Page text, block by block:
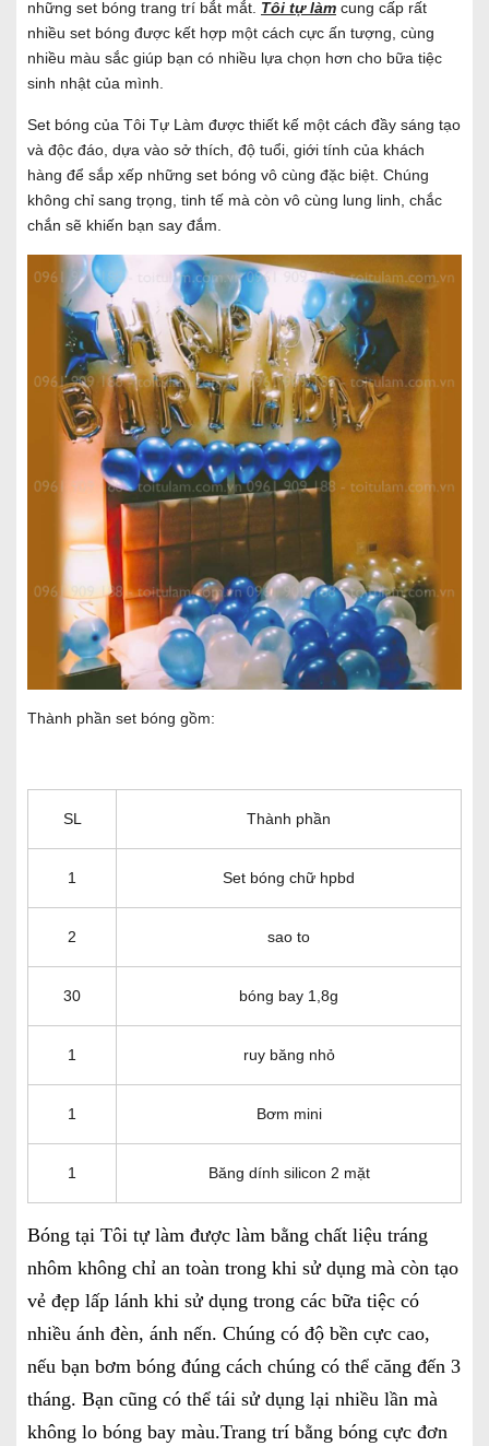
những set bóng trang trí bắt mắt. Tôi tự làm cung cấp rất
nhiều set bóng được kết hợp một cách cực ấn tượng, cùng
nhiều màu sắc giúp bạn có nhiều lựa chọn hơn cho bữa tiệc
sinh nhật của mình.
Set bóng của Tôi Tự Làm được thiết kế một cách đầy sáng tạo
và độc đáo, dựa vào sở thích, độ tuổi, giới tính của khách
hàng để sắp xếp những set bóng vô cùng đặc biệt. Chúng
không chỉ sang trọng, tinh tế mà còn vô cùng lung linh, chắc
chắn sẽ khiến bạn say đắm.
Thành phần set bóng gồm:
SL Thành phần
1 Set bóng chữ hpbd
2 sao to
30 bóng bay 1,8g
1 ruy băng nhỏ
1 Bơm mini
1 Băng dính silicon 2 mặt
Bóng tại Tôi tự làm được làm bằng chất liệu tráng
nhôm không chỉ an toàn trong khi sử dụng mà còn tạo
vẻ đẹp lấp lánh khi sử dụng trong các bữa tiệc có
nhiều ánh đèn, ánh nến. Chúng có độ bền cực cao,
nếu bạn bơm bóng đúng cách chúng có thể căng đến 3
tháng. Bạn cũng có thể tái sử dụng lại nhiều lần mà
không lo bóng bay màu.Trang trí bằng bóng cực đơn